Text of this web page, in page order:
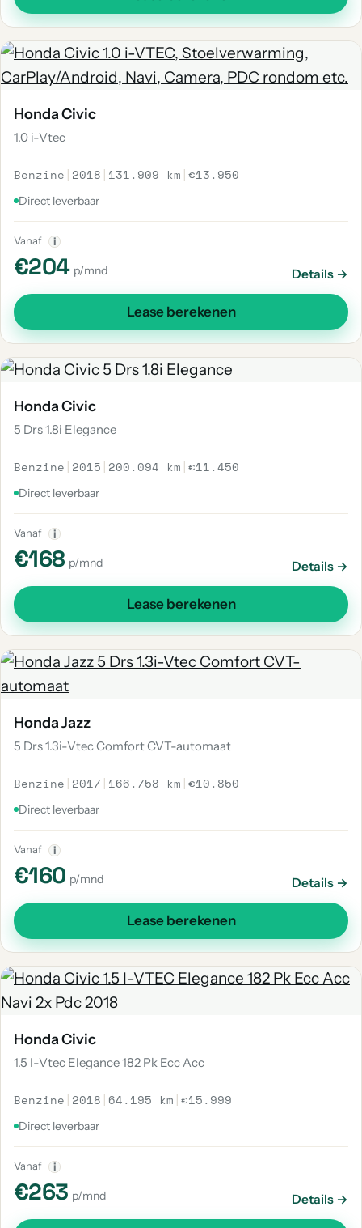
Honda Civic
1.0 i-Vtec
Benzine | 2018 | 131.909 km |€13.950
Direct leverbaar
Vanaf i
€204 p/mnd Details →
Lease berekenen
Honda Civic
5 Drs 1.8i Elegance
Benzine | 2015 | 200.094 km |€11.450
Direct leverbaar
Vanaf i
€168 p/mnd Details →
Lease berekenen
Honda Jazz
5 Drs 1.3i-Vtec Comfort CVT-automaat
Benzine | 2017 | 166.758 km |€10.850
Direct leverbaar
Vanaf i
€160 p/mnd Details →
Lease berekenen
Honda Civic
1.5 I-Vtec Elegance 182 Pk Ecc Acc
Benzine | 2018 | 64.195 km |€15.999
Direct leverbaar
Vanaf i
€263 p/mnd Details →